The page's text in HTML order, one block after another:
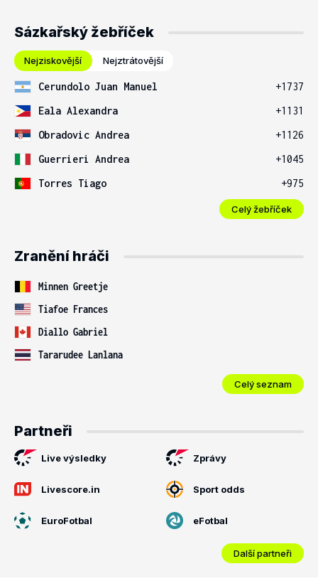
Sázkařský žebříček
Nejziskovější Nejztrátovější
Cerundolo Juan Manuel
+1737
Eala Alexandra
+1131
Obradovic Andrea
+1126
Guerrieri Andrea
+1045
Torres Tiago
+975
Celý žebříček
Zranění hráči
Minnen Greetje
Tiafoe Frances
Diallo Gabriel
Tararudee Lanlana
Celý seznam
Partneři
Live výsledky Zprávy
Livescore.in Sport odds
EuroFotbal eFotbal
Další partneři